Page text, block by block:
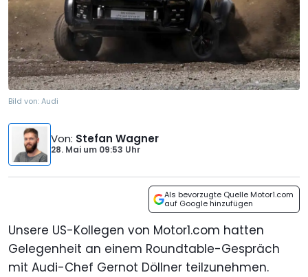
Bild von:Audi
Von: Stefan Wagner
28. Mai um 09:53 Uhr
Als bevorzugte Quelle Motor1.com
auf Google hinzufügen
Unsere US-Kollegen von Motor1.com hatten
Gelegenheit an einem Roundtable-Gespräch
mit Audi-Chef Gernot Döllner teilzunehmen.